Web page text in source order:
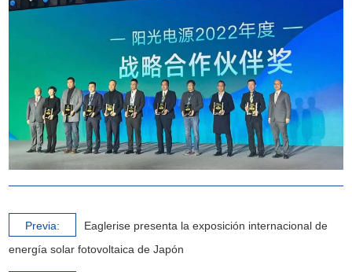
Previa:
Eaglerise presenta la exposición internacional de
energía solar fotovoltaica de Japón